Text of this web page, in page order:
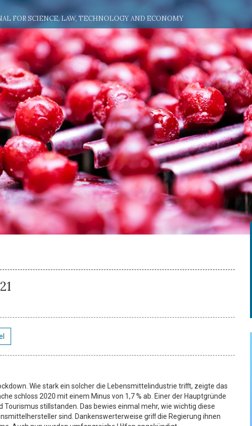
FOR SCIENCE, LAW, TECHNOLOGY AND ECONOMY
Wie stark ein solcher die Lebensmittelindustrie triﬀt, zeigte das
schloss 2020 mit einem Minus von 1,7 % ab. Einer der Hauptgründe
Tourismus stillstanden. Das bewies einmal mehr, wie wichtig diese
sind. Dankenswerterweise griﬀ die Regierung ihnen